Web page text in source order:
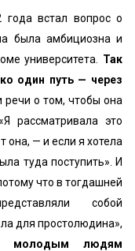
встал вопрос о
была амбициозна и
университета. Так
один путь — через
речи о том, чтобы она
рассматривала это
она, — и если я хотела
туда поступить». И
что в тогдашней
собой
для простолюдина»,
молодым людям